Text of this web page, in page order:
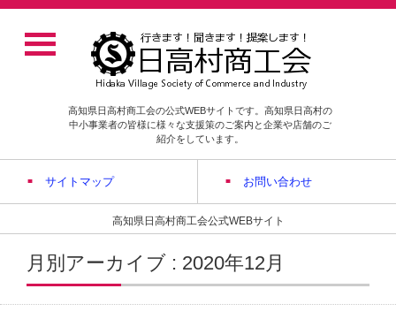
高知県日高村商工会の公式WEBサイトです。高知県日高村の
中小事業者の皆様に様々な支援策のご案内と企業や店舗のご
紹介をしています。
サイトマップ お問い合わせ
高知県日高村商工会公式WEBサイト
月別アーカイブ : 2020年12月